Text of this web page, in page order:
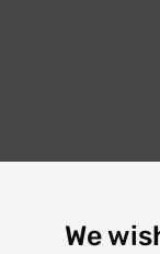
We